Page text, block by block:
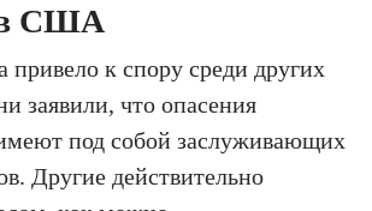
в США
привело к спору среди других
заявили, что опасения
под собой заслуживающих
Другие действительно